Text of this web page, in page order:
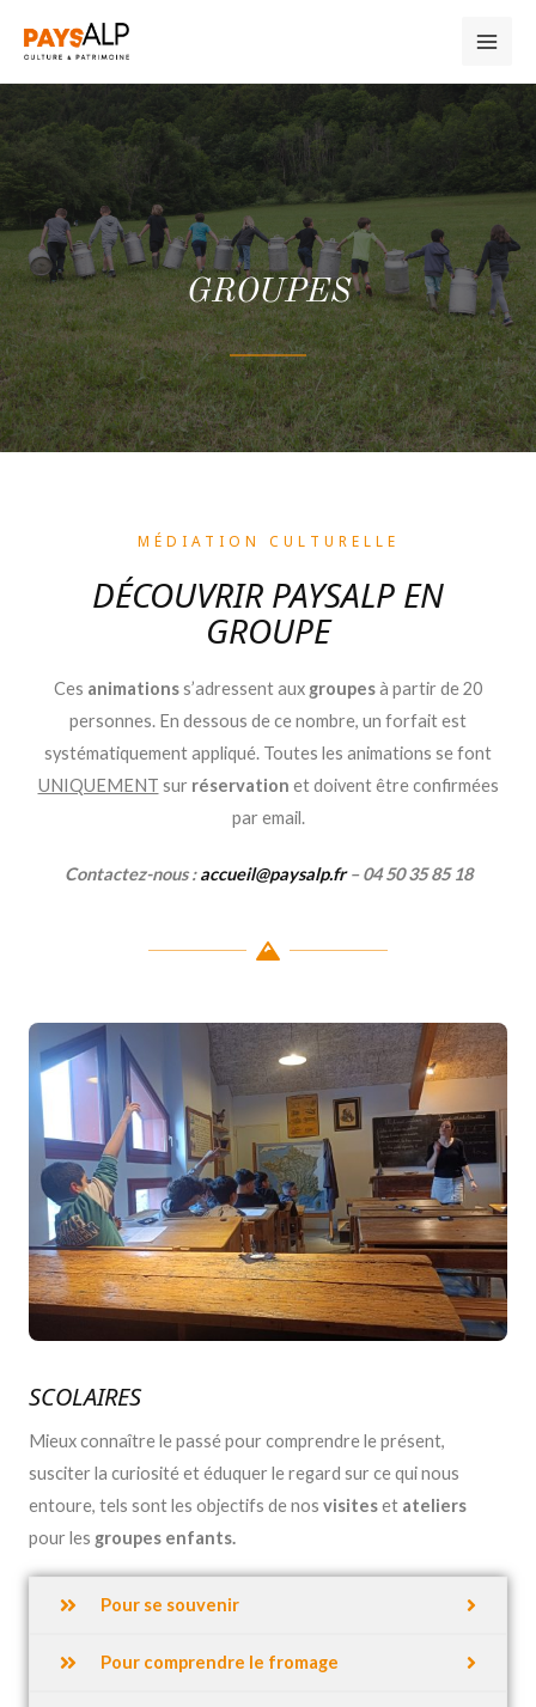
GROUPES
MÉDIATION CULTURELLE
DÉCOUVRIR PAYSALP EN
GROUPE
Ces animationss’adressent aux groupesà partir de 20
personnes. En dessous de ce nombre, un forfait est
systématiquement appliqué. Toutes les animations se font
UNIQUEMENT sur réservation et doivent être confirmées
par email.
Contactez-nous :accueil@paysalp.fr– 04 50 35 85 18
SCOLAIRES
Mieux connaître le passé pour comprendre le présent,
susciter la curiosité et éduquer le regard sur ce qui nous
entoure, tels sont les objectifs de nos visiteset ateliers
pour les groupes enfants.
Pour se souvenir
Pour comprendre le fromage